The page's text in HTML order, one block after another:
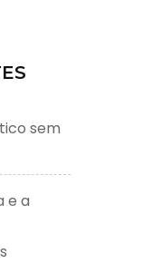
sem
e a